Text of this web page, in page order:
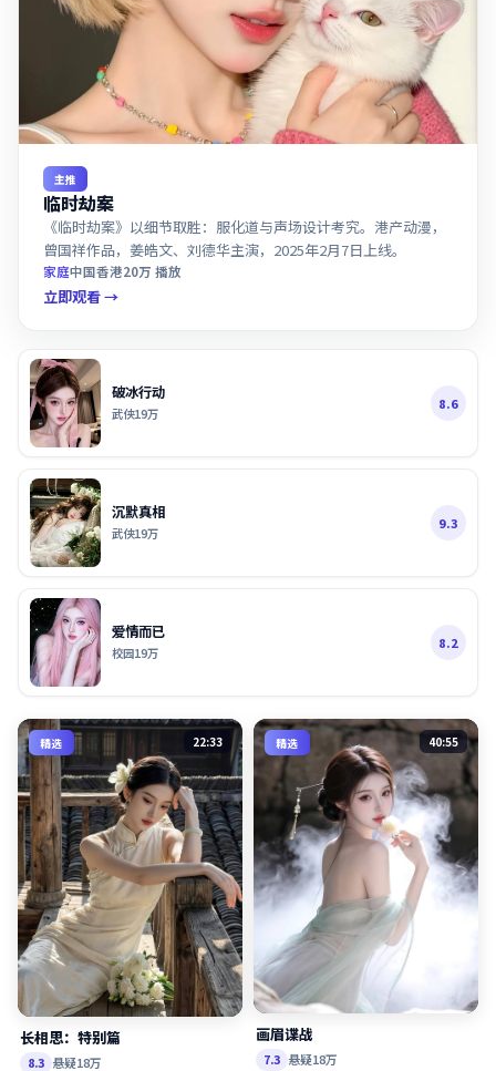
主推
临时劫案
《临时劫案》以细节取胜：服化道与声场设计考究。港产动漫，
曾国祥作品，姜皓文、刘德华主演，2025年2月7日上线。
家庭中国香港20万 播放
立即观看 →
破冰行动
武侠19万
8.6
沉默真相
武侠19万
9.3
爱情而已
校园19万
8.2
精选 22:33
长相思：特别篇
8.3 悬疑18万
精选 40:55
画眉谍战
7.3 悬疑18万